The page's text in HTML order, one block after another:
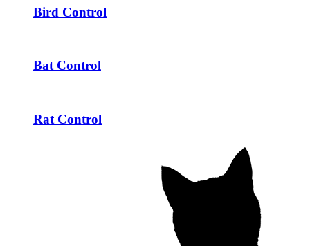
Bird Control
Bat Control
Rat Control